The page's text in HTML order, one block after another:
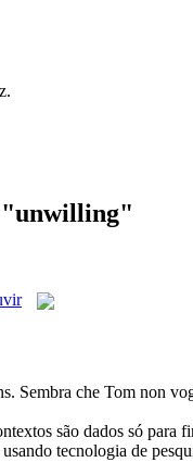
"unwilling"
Sembra che Tom non
são dados só
tecnologia de